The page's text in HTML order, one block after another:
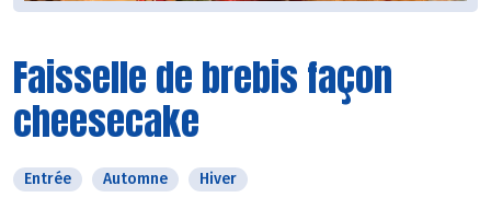
Faisselle de brebis façon
cheesecake
Entrée Automne Hiver